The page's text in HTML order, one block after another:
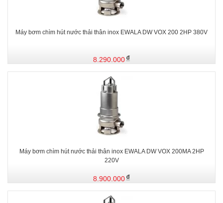
Máy bơm chìm hút nước thải thân inox EWALA DW VOX 200 2HP 380V
8.290.000
Máy bơm chìm hút nước thải thân inox EWALA DW VOX 200MA 2HP
220V
8.900.000